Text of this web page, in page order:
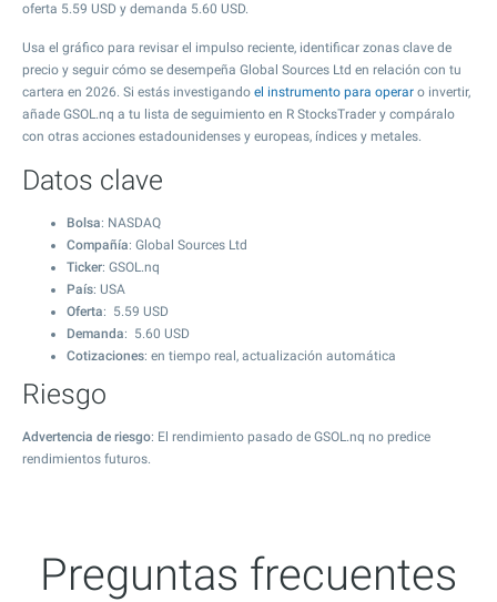
oferta 5.59 USD y demanda 5.60 USD.
Usa el gráfico para revisar el impulso reciente, identificar zonas clave de
precio y seguir cómo se desempeña Global Sources Ltd en relación con tu
cartera en 2026. Si estás investigando el instrumento para operar o invertir,
añade GSOL.nq a tu lista de seguimiento en R StocksTrader y compáralo
con otras acciones estadounidenses y europeas, índices y metales.
Datos clave
Bolsa: NASDAQ
Compañía: Global Sources Ltd
Ticker: GSOL.nq
País: USA
Oferta: 5.59 USD
Demanda: 5.60 USD
Cotizaciones: en tiempo real, actualización automática
Riesgo
Advertencia de riesgo: El rendimiento pasado de GSOL.nq no predice
rendimientos futuros.
Preguntas frecuentes